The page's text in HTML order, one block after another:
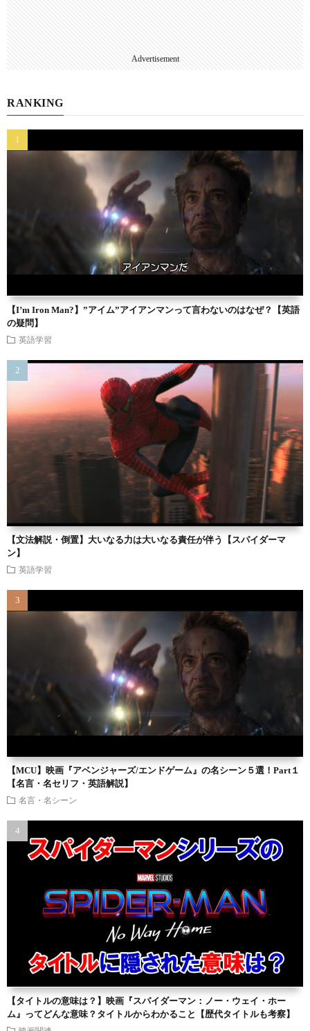
Advertisement
RANKING
【I’m Iron Man?】”アイム”アイアンマンって言わないのはなぜ？【英語
の疑問】
英語学習
【文法解説・倒置】大いなる力は大いなる責任が伴う【スパイダーマ
ン】
英語学習
【MCU】映画『アベンジャーズ/エンドゲーム』の名シーン５選！Part１
【名言・名セリフ・英語解説】
名言・名シーン
【タイトルの意味は？】映画『スパイダーマン：ノー・ウェイ・ホー
ム』ってどんな意味？タイトルからわかること【歴代タイトルも考察】